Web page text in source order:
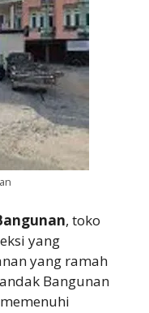
, toko
yang
yang ramah
Bangunan